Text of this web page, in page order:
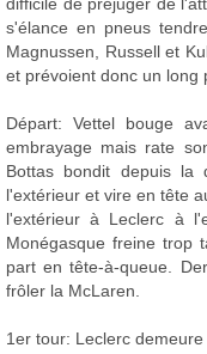
difficile de préjuger de
s'élance en pneus
Magnussen, Russell et
et prévoient donc un long
Départ: Vettel bouge
embrayage mais rate
Bottas bondit depuis la
l'extérieur et vire en tête
l'extérieur à Leclerc à
Monégasque freine trop
part en tête-à-queue.
frôler la McLaren.
1er tour: Leclerc